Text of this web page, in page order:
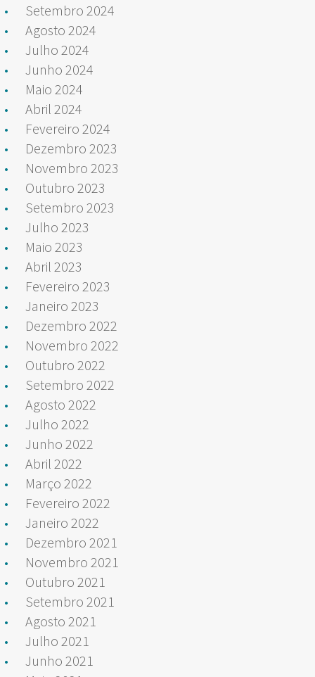
Setembro 2024
Agosto 2024
Julho 2024
Junho 2024
Maio 2024
Abril 2024
Fevereiro 2024
Dezembro 2023
Novembro 2023
Outubro 2023
Setembro 2023
Julho 2023
Maio 2023
Abril 2023
Fevereiro 2023
Janeiro 2023
Dezembro 2022
Novembro 2022
Outubro 2022
Setembro 2022
Agosto 2022
Julho 2022
Junho 2022
Abril 2022
Março 2022
Fevereiro 2022
Janeiro 2022
Dezembro 2021
Novembro 2021
Outubro 2021
Setembro 2021
Agosto 2021
Julho 2021
Junho 2021